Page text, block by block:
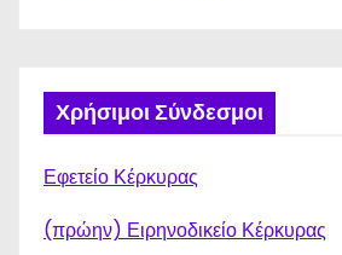
Χρήσιμοι Σύνδεσμοι
Εφετείο Κέρκυρας
(πρώην) Ειρηνοδικείο Κέρκυρας